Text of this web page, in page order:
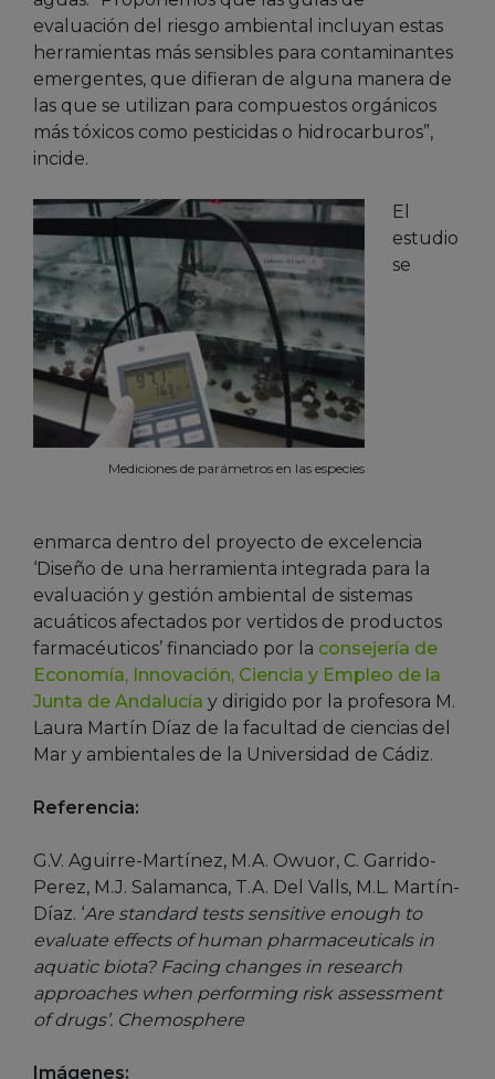
evaluación del riesgo ambiental incluyan estas
herramientas más sensibles para contaminantes
emergentes, que difieran de alguna manera de
las que se utilizan para compuestos orgánicos
más tóxicos como pesticidas o hidrocarburos”,
incide.
Mediciones de parámetros en las especies
El
estudio
se
enmarca dentro del proyecto de excelencia
‘Diseño de una herramienta integrada para la
evaluación y gestión ambiental de sistemas
acuáticos afectados por vertidos de productos
farmacéuticos’ financiado por la consejería de
Economía, Innovación, Ciencia y Empleo de la
Junta de Andalucía y dirigido por la profesora M.
Laura Martín Díaz de la facultad de ciencias del
Mar y ambientales de la Universidad de Cádiz.
Referencia:
G.V. Aguirre-Martínez, M.A. Owuor, C. Garrido-
Perez, M.J. Salamanca, T.A. Del Valls, M.L. Martín-
Díaz. ‘Are standard tests sensitive enough to
evaluate effects of human pharmaceuticals in
aquatic biota? Facing changes in research
approaches when performing risk assessment
of drugs’. Chemosphere
Imágenes: